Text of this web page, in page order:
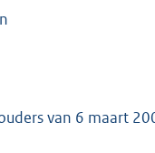
van 6 maart